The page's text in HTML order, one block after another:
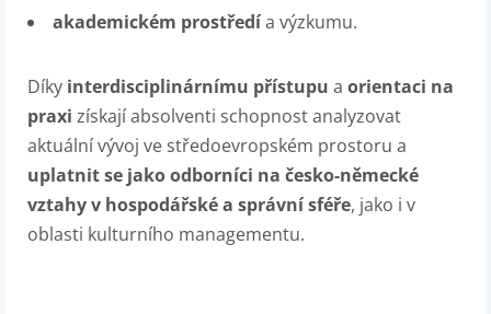
akademickém prostředía výzkumu.
Díky interdisciplinárnímu přístupu a orientaci na
praxi získají absolventi schopnost analyzovat
aktuální vývoj ve středoevropském prostoru a
uplatnit se jako odborníci na česko-německé
vztahy v hospodářské a správní sféře, jako i v
oblasti kulturního managementu.